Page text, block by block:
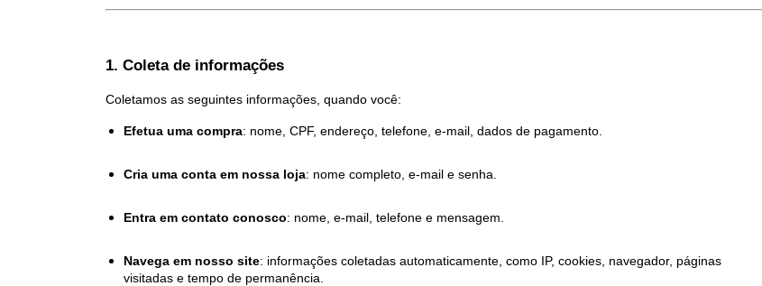
1. Coleta de informações
Coletamos as seguintes informações, quando você:
Efetua uma compra: nome, CPF, endereço, telefone, e-mail, dados de pagamento.
Cria uma conta em nossa loja: nome completo, e-mail e senha.
Entra em contato conosco: nome, e-mail, telefone e mensagem.
Navega em nosso site: informações coletadas automaticamente, como IP, cookies, navegador, páginas
visitadas e tempo de permanência.